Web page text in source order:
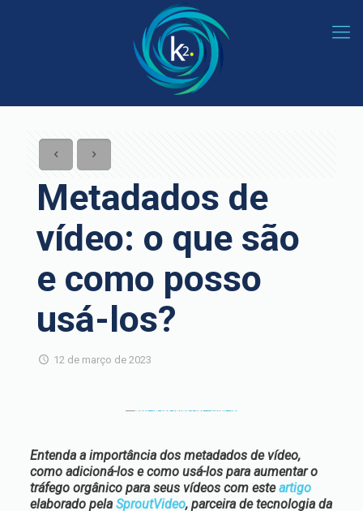
Metadados de
vídeo: o que são
e como posso
usá-los?
12 de março de 2023
Entenda a importância dos metadados de vídeo,
como adicioná-los e como usá-los para aumentar o
tráfego orgânico para seus vídeos com esteartigo
elaborado pela SproutVideo, parceira de tecnologia da